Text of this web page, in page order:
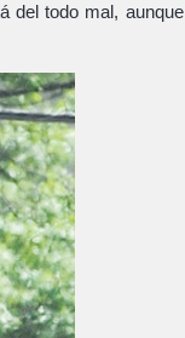
del todo mal, aunque